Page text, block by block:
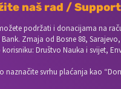
naš rad /
podržati i donacijama na
Bank. Zmaja od Bosne 88, Sarajevo,
Društvo Nauka i svijet,
naznačite svrhu plaćanja kao